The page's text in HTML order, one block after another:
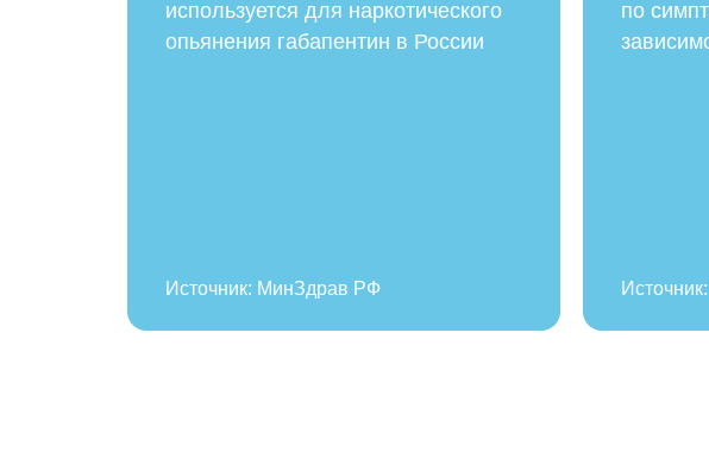
используется для наркотического
опьянения габапентин в России
Источник: МинЗдрав РФ
по